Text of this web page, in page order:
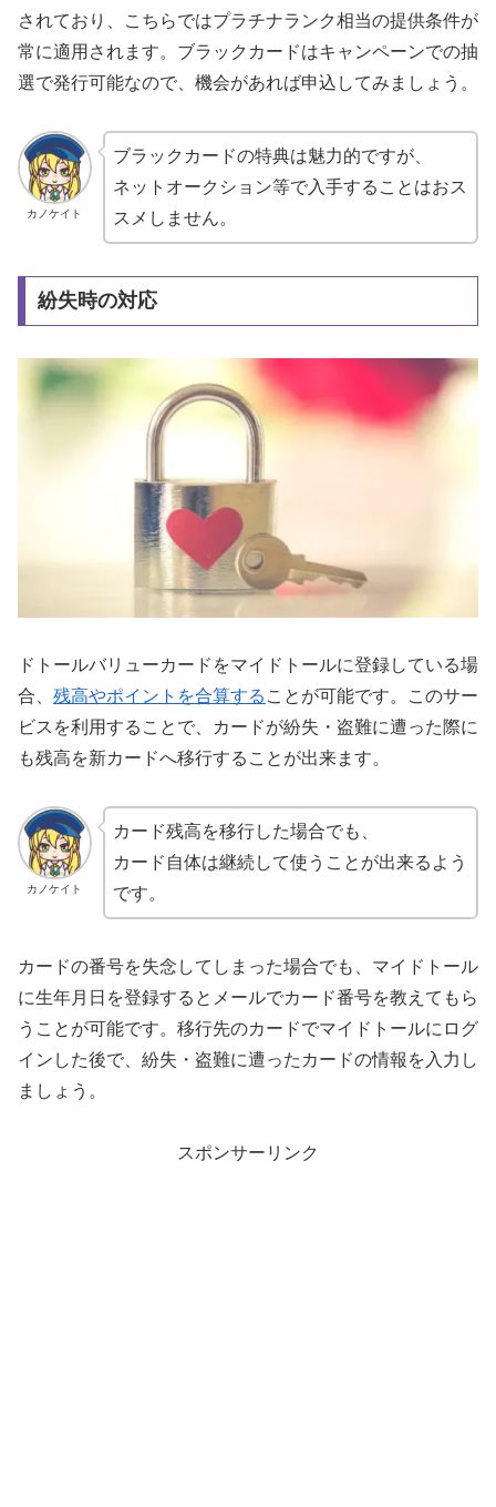
されており、こちらではプラチナランク相当の提供条件が
常に適用されます。ブラックカードはキャンペーンでの抽
選で発行可能なので、機会があれば申込してみましょう。
カノケイト
ブラックカードの特典は魅力的ですが、
ネットオークション等で入手することはおス
スメしません。
紛失時の対応
ドトールバリューカードをマイドトールに登録している場
合、 残高やポイントを合算する ことが可能です。このサー
ビスを利用することで、カードが紛失・盗難に遭った際に
も残高を新カードへ移行することが出来ます。
カノケイト
カード残高を移行した場合でも、
カード自体は継続して使うことが出来るよう
です。
カードの番号を失念してしまった場合でも、マイドトール
に生年月日を登録するとメールでカード番号を教えてもら
うことが可能です。移行先のカードでマイドトールにログ
インした後で、紛失・盗難に遭ったカードの情報を入力し
ましょう。
スポンサーリンク